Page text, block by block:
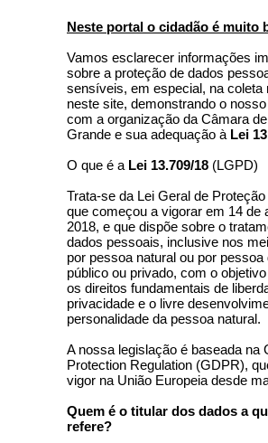
Neste portal o cidadão é muito
Vamos esclarecer informações
sobre a proteção de dados
sensíveis, em especial, na coleta
neste site, demonstrando o
com a organização da Câmara
Grande e sua adequação à Lei
O que é a Lei 13.709/18 (LGPD)
Trata-se da Lei Geral de
que começou a vigorar em 14 de
2018, e que dispõe sobre o
dados pessoais, inclusive nos
por pessoa natural ou por pessoa
público ou privado, com o
os direitos fundamentais de
privacidade e o livre
personalidade da pessoa natural.
A nossa legislação é baseada na
Protection Regulation (GDPR),
vigor na União Europeia desde
Quem é o titular dos dados a
refere?